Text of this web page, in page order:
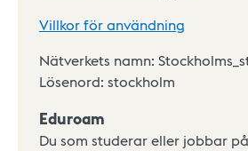
Villkor för användning
Nätverkets namn:
Lösenord: stockholm
Eduroam
Du som studerar eller jobbar